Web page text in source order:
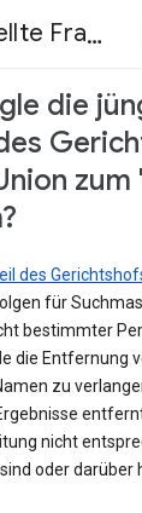
Häufig gestellte Fragen
die
des
für
bestimmter
die Entfernung
zu
nicht
oder darüber